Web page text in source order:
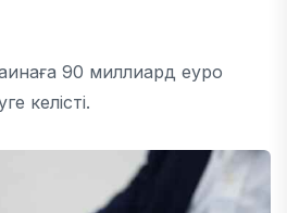
90 миллиард еуро
келісті.